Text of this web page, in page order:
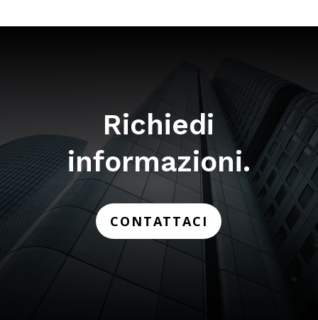
Richiedi
informazioni.
CONTATTACI